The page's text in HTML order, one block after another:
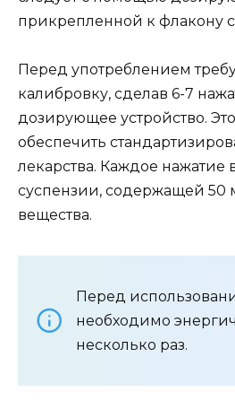
прикрепленной к флакону
Перед употреблением
калибровку, сделав 6-7
дозирующее устройство.
обеспечить
лекарства. Каждое нажатие
суспензии, содержащей 50
вещества.
Перед
необходимо
несколько раз.